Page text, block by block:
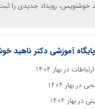
خوشنویس، رویداد جدیدی را
آموزشی دکتر ناهید
در بهار 1404
بهار 1404
بهار 1404